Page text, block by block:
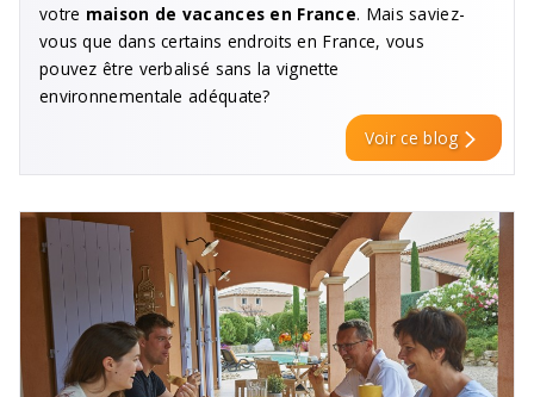
votre maison de vacances en France. Mais saviez-
vous que dans certains endroits en France, vous
pouvez être verbalisé sans la vignette
environnementale adéquate?
Voir ce blog